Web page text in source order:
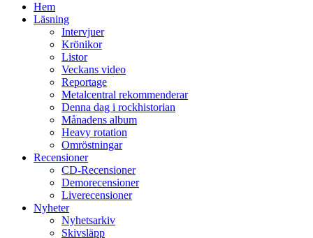
Hem
Läsning
Intervjuer
Krönikor
Listor
Veckans video
Reportage
Metalcentral rekommenderar
Denna dag i rockhistorian
Månadens album
Heavy rotation
Omröstningar
Recensioner
CD-Recensioner
Demorecensioner
Liverecensioner
Nyheter
Nyhetsarkiv
Skivsläpp